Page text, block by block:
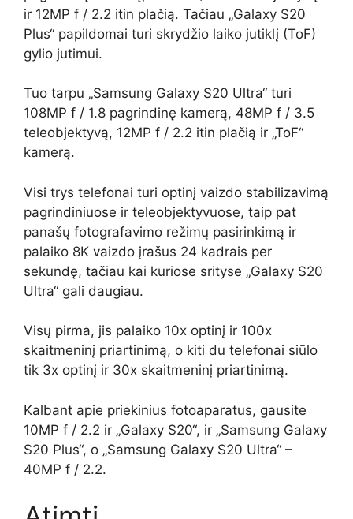
ir 12MP f / 2.2 itin plačią. Tačiau „Galaxy S20
Plus“ papildomai turi skrydžio laiko jutiklį (ToF)
gylio jutimui.
Tuo tarpu „Samsung Galaxy S20 Ultra“ turi
108MP f / 1.8 pagrindinę kamerą, 48MP f / 3.5
teleobjektyvą, 12MP f / 2.2 itin plačią ir „ToF“
kamerą.
Visi trys telefonai turi optinį vaizdo stabilizavimą
pagrindiniuose ir teleobjektyvuose, taip pat
panašų fotografavimo režimų pasirinkimą ir
palaiko 8K vaizdo įrašus 24 kadrais per
sekundę, tačiau kai kuriose srityse „Galaxy S20
Ultra“ gali daugiau.
Visų pirma, jis palaiko 10x optinį ir 100x
skaitmeninį priartinimą, o kiti du telefonai siūlo
tik 3x optinį ir 30x skaitmeninį priartinimą.
Kalbant apie priekinius fotoaparatus, gausite
10MP f / 2.2 ir „Galaxy S20“, ir „Samsung Galaxy
S20 Plus“, o „Samsung Galaxy S20 Ultra“ –
40MP f / 2.2.